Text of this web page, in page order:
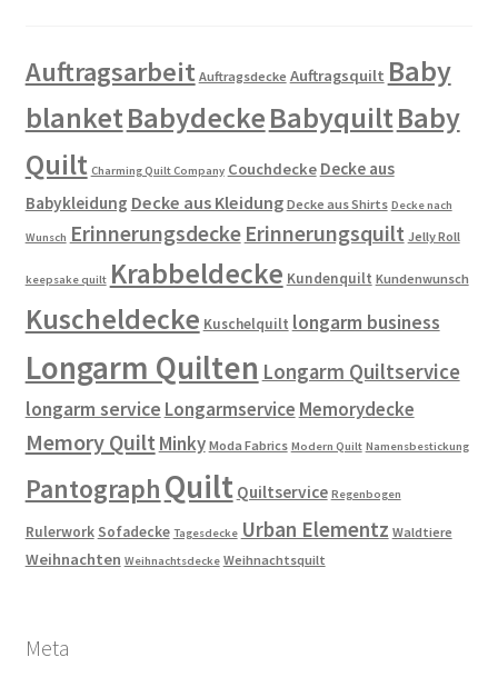
Auftragsarbeit Auftragsdecke Auftragsquilt Baby
blanketBabydeckeBabyquiltBaby
Quilt Charming Quilt Company Couchdecke Decke aus
Babykleidung Decke aus Kleidung Decke aus Shirts Decke nach
Wunsch Erinnerungsdecke Erinnerungsquilt Jelly Roll
keepsake quilt Krabbeldecke Kundenquilt Kundenwunsch
Kuscheldecke Kuschelquilt longarm business
Longarm Quilten Longarm Quiltservice
longarm service Longarmservice Memorydecke
Memory Quilt Minky Moda Fabrics Modern Quilt Namensbestickung
Pantograph Quilt Quiltservice Regenbogen
Rulerwork Sofadecke Tagesdecke Urban Elementz Waldtiere
Weihnachten Weihnachtsdecke Weihnachtsquilt
Meta